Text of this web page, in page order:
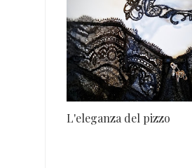
L'eleganza del pizzo